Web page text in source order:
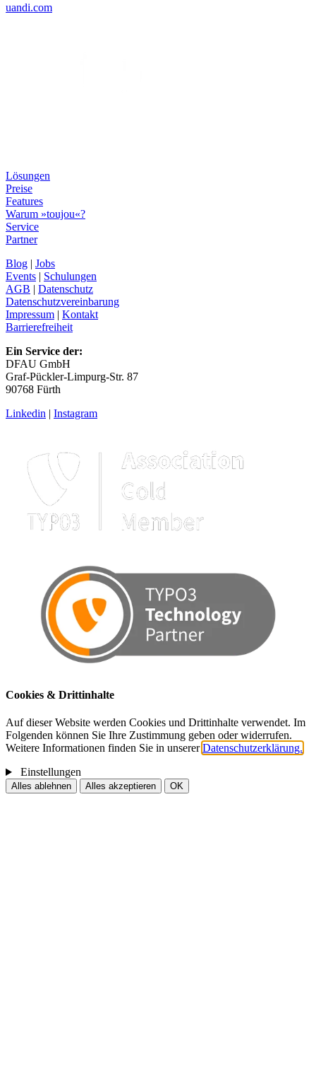
uandi.com
Lösungen
Preise
Features
Warum »toujou«?
Service
Partner
Blog | Jobs
Events | Schulungen
AGB | Datenschutz
Datenschutzvereinbarung
Impressum | Kontakt
Barrierefreiheit
Ein Service der:
DFAU GmbH
Graf-Pückler-Limpurg-Str. 87
90768 Fürth
Linkedin | Instagram
Cookies & Drittinhalte
Auf dieser Website werden Cookies und Drittinhalte verwendet. Im
Folgenden können Sie Ihre Zustimmung geben oder widerrufen.
Weitere Informationen finden Sie in unsererDatenschutzerklärung.
Einstellungen
Alles ablehnen Alles akzeptieren OK